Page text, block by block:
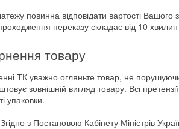
повинна відповідати вартості
переказу складає від 10
товару
ТК уважно огляньте товар, не
зовнішній вигляд товару. Всі
упаковки.
Згідно з Постановою Кабінету Міністрів